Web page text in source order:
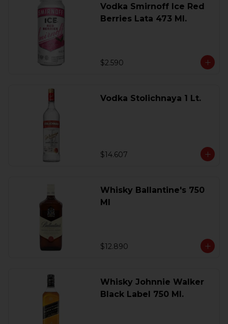
Vodka Smirnoff Ice Red
Berries Lata 473 Ml.
$2.590
Vodka Stolichnaya 1 Lt.
$14.607
Whisky Ballantine's 750
Ml
$12.890
Whisky Johnnie Walker
Black Label 750 Ml.